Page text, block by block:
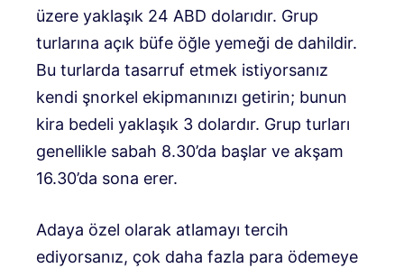
üzere yaklaşık 24 ABD dolarıdır. Grup
turlarına açık büfe öğle yemeği de dahildir.
Bu turlarda tasarruf etmek istiyorsanız
kendi şnorkel ekipmanınızı getirin; bunun
kira bedeli yaklaşık 3 dolardır. Grup turları
genellikle sabah 8.30’da başlar ve akşam
16.30’da sona erer.
Adaya özel olarak atlamayı tercih
ediyorsanız, çok daha fazla para ödemeye